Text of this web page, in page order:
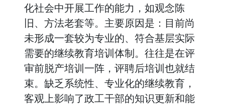
化社会中开展工作的能力，如观念陈
旧、方法老套等。主要原因是：目前尚
未形成一套较为专业的、符合基层实际
需要的继续教育培训体制。往往是在评
审前脱产培训一阵，评聘后培训也就结
束。缺乏系统性、专业化的继续教育，
客观上影响了政工干部的知识更新和能